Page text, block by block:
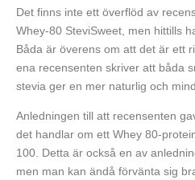
Det finns inte ett överflöd av
Whey-80 SteviSweet, men hittills
Båda är överens om att det är ett
ena recensenten skriver att båda
stevia ger en mer naturlig och
Anledningen till att recensenten
det handlar om ett Whey 80-
100. Detta är också en av
men man kan ändå förvänta sig